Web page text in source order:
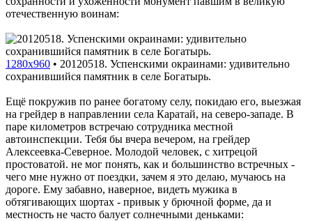
отечественную воинам:
1280x960 • 20120518. Успенскими окраинами: удивительно
сохранившийся памятник в селе Богатырь.
Ещё покружив по ранее богатому селу, покидаю его, выезжая
на грейдер в направлении села Каратай, на северо-западе. В
паре километров встречаю сотрудника местной
автоинспекции. Тебя бы вчера вечером, на грейдер
Алексеевка-Северное. Молодой человек, с хитрецой
простоватой. не мог понять, как и большинство встречных -
чего мне нужно от поездки, зачем я это делаю, мучаюсь на
дороге. Ему забавно, наверное, видеть мужика в
обтягивающих шортах - привык у брючной форме, да и
местность не часто балует солнечными деньками: